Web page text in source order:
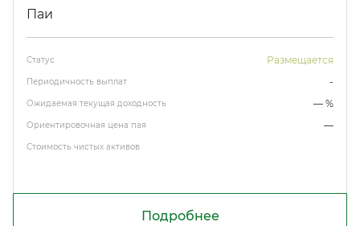
Паи
Статус Размещается
Периодичность выплат -
Ожидаемая текущая доходность — %
Ориентировочная цена пая —
Стоимость чистых активов
Подробнее